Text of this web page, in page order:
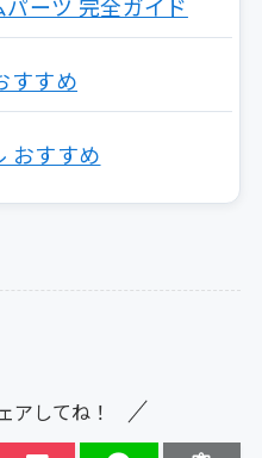
ーツ 完全ガイド
すすめ
おすすめ
アしてね！